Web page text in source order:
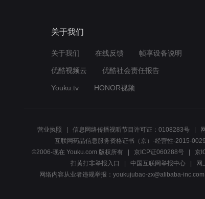
关于我们
关于我们 在线反馈 帧享设备说明
优酷视频云 优酷社会责任报告
Youku.tv HONOR视频
营业执照 信息网络传播视听节目许可证：0108283号
互联网药品信息服务资格证书（京）-经营性-2015-0029
©2006-现在 Youku.com 版权所有
京ICP证060288号 京
扫黄打非举报入口
中国互联网举报中心 网
网络内容从业者违规举报：youkujubao-zx@alibaba-inc.com